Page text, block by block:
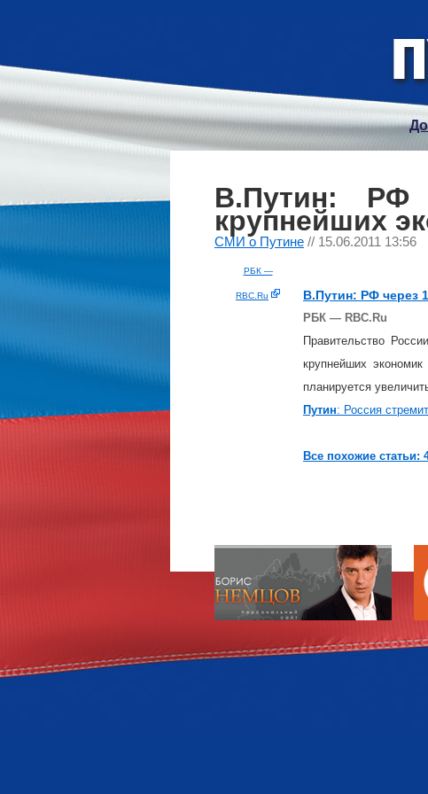
В.Путин: РФ
крупнейших
СМИ о Путине // 15.06.2011 13:56
РБК —
RBC.Ru В.Путин: РФ через
РБК — RBC.Ru
Правительство
крупнейших
планируется
Путин: Россия
Все похожие статьи: